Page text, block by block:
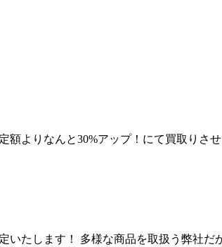
よりなんと30%アップ！にて買取りさ
たします！ 多様な商品を取扱う弊社